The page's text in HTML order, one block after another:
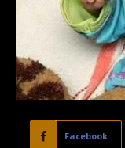
Facebook